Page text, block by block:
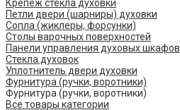
Крепеж стекла духовки
Петли двери (шарниры) духовки
Сопла (жиклеры, форсунки)
Столы варочных поверхностей
Панели управления духовых шкафов
Стекла духовок
Уплотнитель двери духовки
Фурнитура (ручки, воротники)
Фурнитура (ручки, воротники)
Все товары категории